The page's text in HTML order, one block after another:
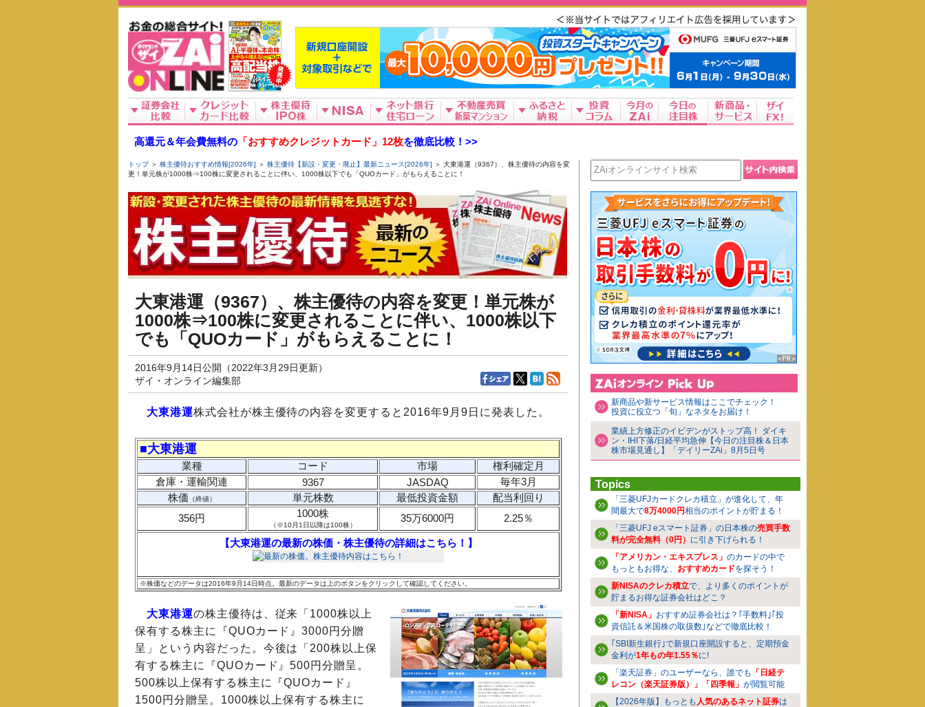
高還元＆年会費無料の 「おすすめクレジットカード」12枚を徹底比較！>>
トップ＞ 株主優待おすすめ情報[2026年] ＞ 株主優待【新設・変更・廃止】最新ニュース[2026年] ＞ 大東港運（9367）、株主優待の内容を変
更！単元株が1000株⇒100株に変更されることに伴い、1000株以下でも「QUOカード」がもらえることに！
大東港運（9367）、株主優待の内容を変更！単元株が
1000株⇒100株に変更されることに伴い、1000株以下
でも「QUOカード」がもらえることに！
2016年9月14日公開（2022年3月29日更新）
ザイ・オンライン編集部
大東港運株式会社が株主優待の内容を変更すると2016年9月9日に発表した。
■大東港運
業種 コード 市場
権利確定月
倉庫・運輸関連
9367 JASDAQ
毎年3月
株価 （終値） 単元株数 最低投資金額
配当利回り
356円
1000株
（※10月1日以降は100株）
35万6000円 2.25％
【大東港運の最新の株価・株主優待の詳細はこちら！】
※株価などのデータは2016年9月14日時点。最新のデータは上のボタンをクリックして確認してください。
大東港運の株主優待は、従来「1000株以上
保有する株主に『QUOカード』3000円分贈
呈」という内容だった。今後は「200株以上保
有する株主に『QUOカード』500円分贈呈。
500株以上保有する株主に『QUOカード』
1500円分贈呈。1000株以上保有する株主に
新商品や新サービス情報はここでチェック！
投資に役立つ「旬」なネタをお届け！
業績上方修正のイビデンがストップ高！ ダイキ
ン・IHI下落/日経平均急伸【今日の注目株＆日本
株市場見通し】「デイリーZAi」8月5日号
Topics
「三菱UFJカードクレカ積立」が進化して、年
間最大で8万4000円相当のポイントが貯まる！
「三菱UFJ eスマート証券」の日本株の売買手数
料が完全無料（0円） に引き下げられる！
「アメリカン・エキスプレス」 のカードの中で
もっともお得な、 おすすめカードを探そう！
新NISAのクレカ積立で、より多くのポイントが
貯まるお得な証券会社はどこ？
「新NISA」 おすすめ証券会社は？｢手数料｣｢投
資信託＆米国株の取扱数｣などで徹底比較！
｢SBI新生銀行｣で新規口座開設すると、定期預金
金利が1年もの年1.55％に!
「楽天証券」のユーザーなら、誰でも
「日経テ
レコン（楽天証券版）」「四季報」 が閲覧可能
【2026年版】もっとも 人気のあるネット証券は